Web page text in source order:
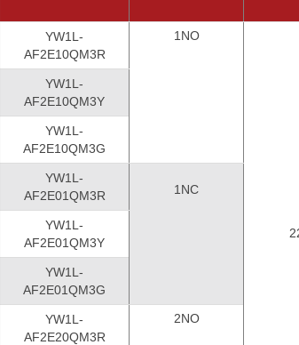
YW1L-
AF2E10QM3R
1NO
YW1L-
AF2E10QM3Y
YW1L-
AF2E10QM3G
YW1L-
AF2E01QM3R
1NC
YW1L-
AF2E01QM3Y
YW1L-
AF2E01QM3G
YW1L-
AF2E20QM3R
2NO